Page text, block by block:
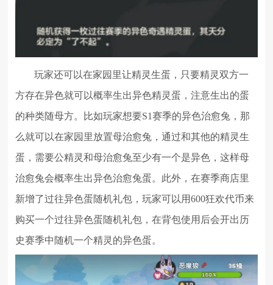
玩家还可以在家园里让精灵生蛋，只要精灵双方一
方存在异色就可以概率生出异色精灵蛋，注意生出的蛋
的种类随母方。比如玩家想要S1赛季的异色治愈兔，那
么就可以在家园里放置母治愈兔，通过和其他的精灵生
蛋，需要公精灵和母治愈兔至少有一个是异色，这样母
治愈兔会概率生出异色治愈兔蛋。此外，在赛季商店里
新增了过往异色蛋随机礼包，玩家可以用600狂欢代币来
购买一个过往异色蛋随机礼包，在背包使用后会开出历
史赛季中随机一个精灵的异色蛋。